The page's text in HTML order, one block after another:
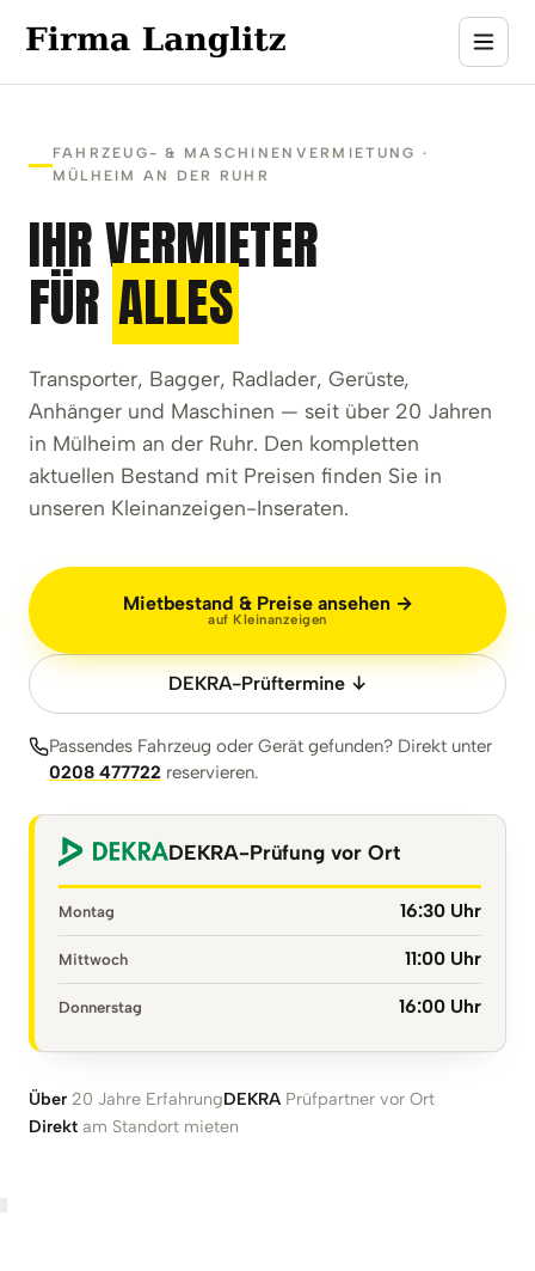
FAHRZEUG- & MASCHINENVERMIETUNG ·
MÜLHEIM AN DER RUHR
IHR VERMIETER
FÜR ALLES
Transporter, Bagger, Radlader, Gerüste,
Anhänger und Maschinen — seit über 20 Jahren
in Mülheim an der Ruhr. Den kompletten
aktuellen Bestand mit Preisen finden Sie in
unseren Kleinanzeigen-Inseraten.
Mietbestand & Preise ansehen →
auf Kleinanzeigen
DEKRA-Prüftermine ↓
Passendes Fahrzeug oder Gerät gefunden? Direkt unter
0208 477722 reservieren.
DEKRA-Prüfung vor Ort
Montag 16:30 Uhr
Mittwoch 11:00 Uhr
Donnerstag 16:00 Uhr
Über 20 Jahre ErfahrungDEKRA Prüfpartner vor Ort
Direkt am Standort mieten